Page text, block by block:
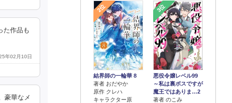
た作品も
年02月10日
豪華なメ
2位
結界師の一輪華 8
著者 おだやか
原作 クレハ
キャラクター原
3位
悪役令嬢レベル99
～私は裏ボスですが
魔王ではありま…2
著者 のこみ